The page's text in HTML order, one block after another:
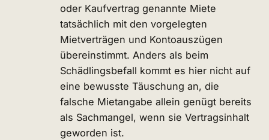
oder Kaufvertrag genannte Miete
tatsächlich mit den vorgelegten
Mietverträgen und Kontoauszügen
übereinstimmt. Anders als beim
Schädlingsbefall kommt es hier nicht auf
eine bewusste Täuschung an, die
falsche Mietangabe allein genügt bereits
als Sachmangel, wenn sie Vertragsinhalt
geworden ist.